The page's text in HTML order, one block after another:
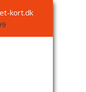
kort.dk